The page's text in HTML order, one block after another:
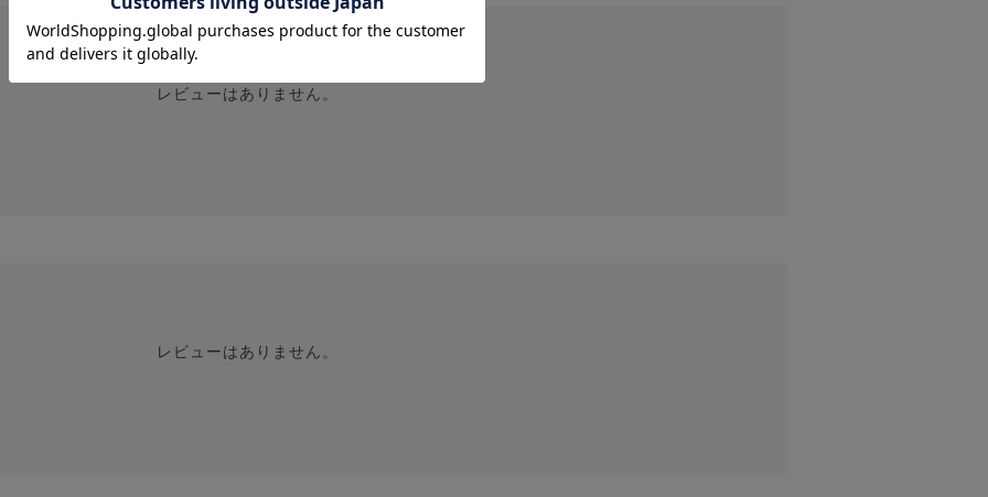
レビューはありません。
レビューはありません。